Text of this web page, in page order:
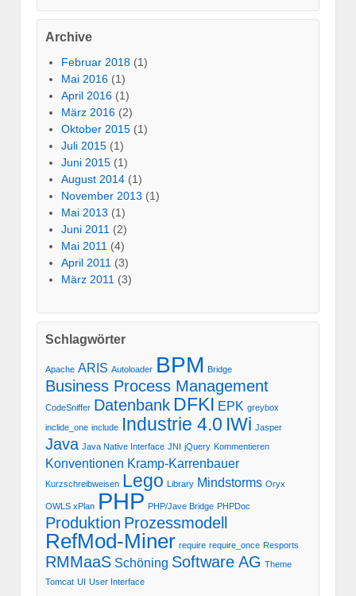
Archive
Februar 2018 (1)
Mai 2016 (1)
April 2016 (1)
März 2016 (2)
Oktober 2015 (1)
Juli 2015 (1)
Juni 2015 (1)
August 2014 (1)
November 2013 (1)
Mai 2013 (1)
Juni 2011 (2)
Mai 2011 (4)
April 2011 (3)
März 2011 (3)
Schlagwörter
Apache ARIS Autoloader BPM Bridge
Business Process Management
CodeSniffer Datenbank DFKI EPK greybox
inclide_one include Industrie 4.0 IWi Jasper
Java Java Native Interface JNI jQuery Kommentieren
Konventionen Kramp-Karrenbauer
Kurzschreibweisen Lego Library Mindstorms Oryx
OWLS xPlan PHP PHP/Jave Bridge PHPDoc
Produktion Prozessmodell
RefMod-Miner require require_once Resports
RMMaaS Schöning Software AG Theme
Tomcat UI User Interface